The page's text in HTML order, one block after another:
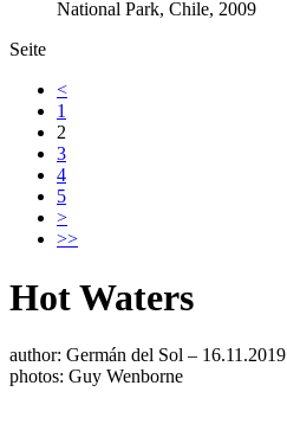
National Park, Chile, 2009
Seite
<
1
2
3
4
5
>
>>
Hot Waters
author: Germán del Sol – 16.11.2019
photos: Guy Wenborne